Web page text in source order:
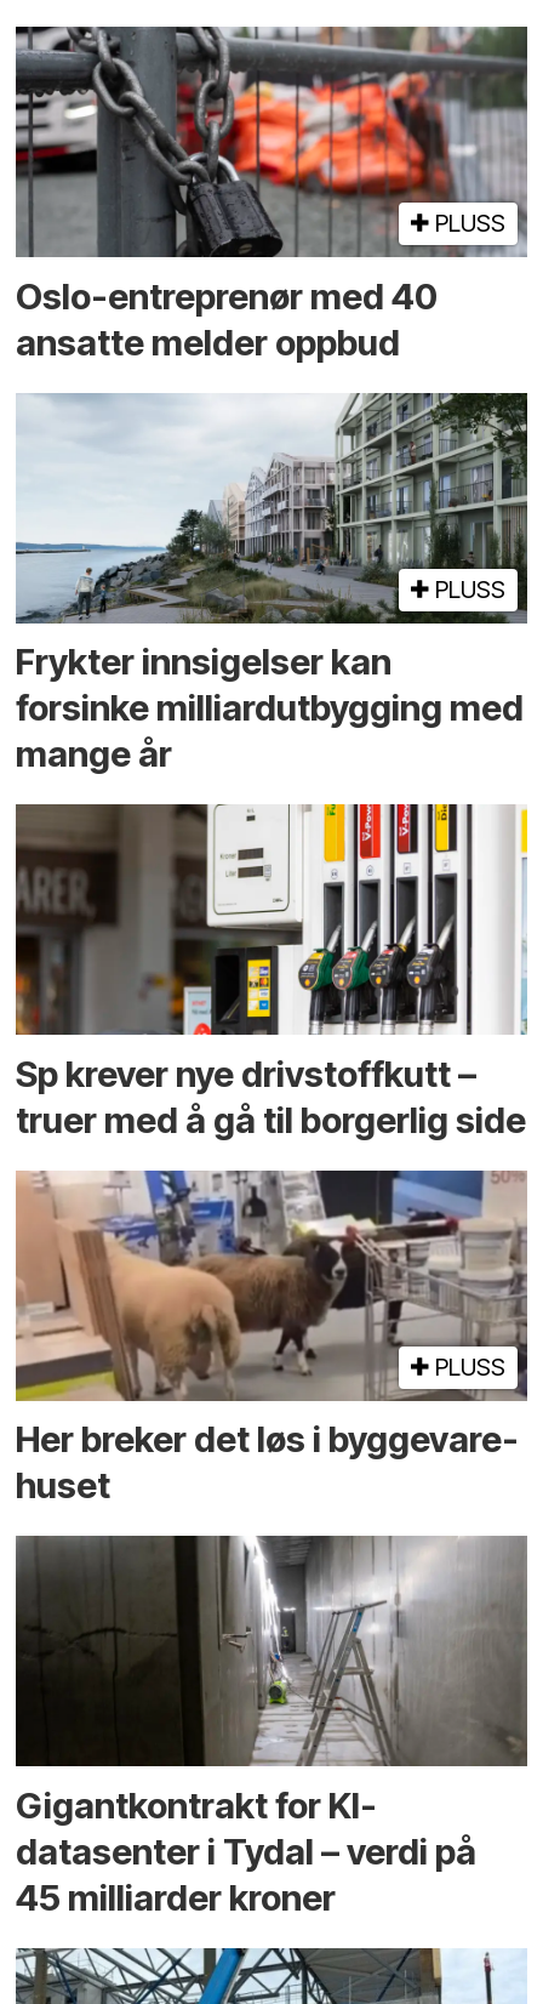
PLUSS
Oslo-entreprenør med 40
ansatte melder oppbud
PLUSS
Frykter innsigelser kan
forsinke milliard­utbygging med
mange år
Sp krever nye drivstoffkutt –
truer med å gå til borgerlig side
PLUSS
Her breker det løs i bygge­vare­
huset
Gigantkontrakt for KI-
datasenter i Tydal – verdi på
45 milliarder kroner